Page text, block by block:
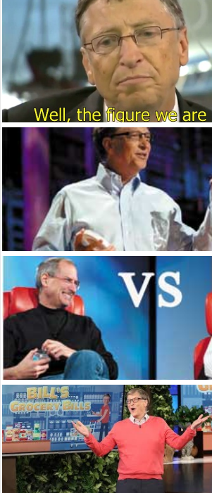
Bill Gates phát biểu tại Đại học Harvard
Bill Gates Speech at Harvard
17.329 lượt xem
Bill Gates góp phần xóa bỏ bệnh bại liệt trên ...
Bill Gates close to completely e...
TED - Bill Gate: Đổi mới từ con số không
TED - Bill Gate: Innovating To Z...
16.581 lượt xem
Steve Jobs so tài Bill Gate với nhạc ráp rất đ...
Steve Jobs VS Bill Gate - Rap mu...
38.117 lượt xem